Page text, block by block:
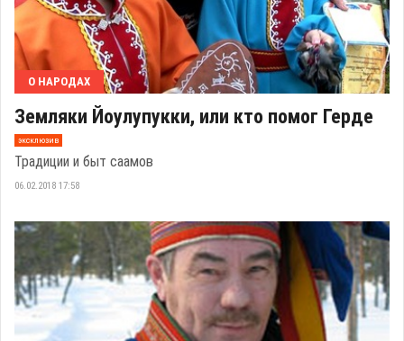
О НАРОДАХ
Земляки Йоулупукки, или кто помог Герде
эксклюзив
Традиции и быт саамов
06.02.2018 17:58